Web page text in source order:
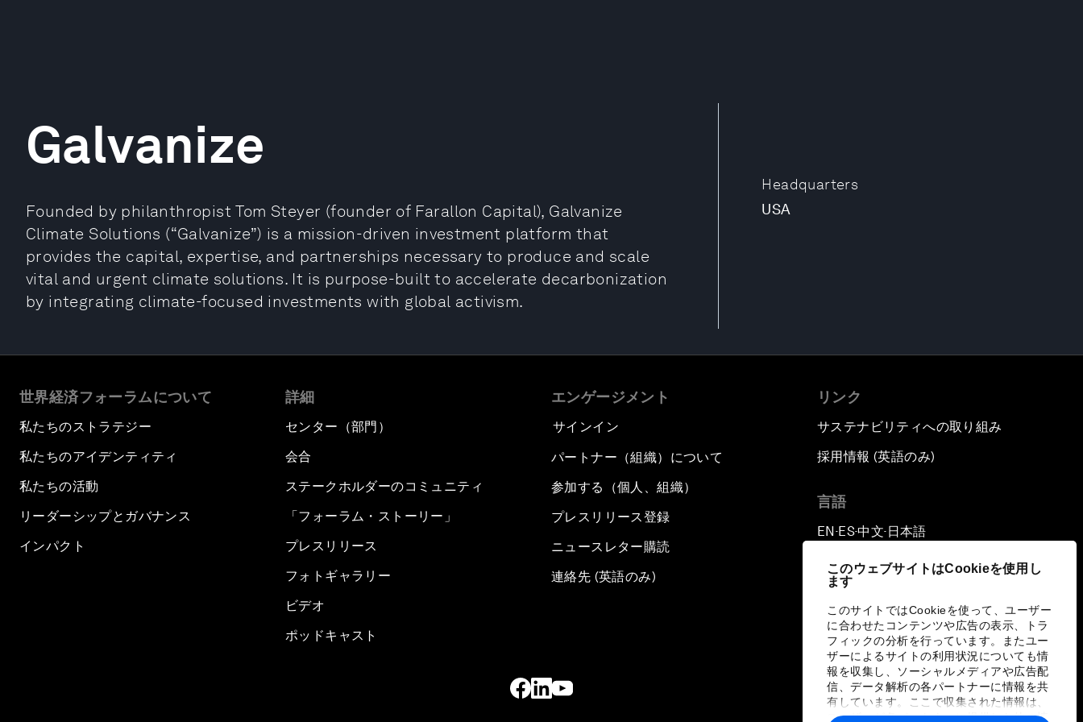
このウェブサイトはCookieを使用し
ます
このサイトではCookieを使って、ユーザー
に合わせたコンテンツや広告の表示、トラ
フィックの分析を行っています。またユー
ザーによるサイトの利用状況についても情
報を収集し、ソーシャルメディアや広告配
信、データ解析の各パートナーに情報を共
有しています。ここで収集された情報は、
ユーザーが各パートナーに提供した他の情
Headquarters
USA
Galvanize
Founded by philanthropist Tom Steyer (founder of Farallon Capital), Galvanize
Climate Solutions (“Galvanize”) is a mission-driven investment platform that
provides the capital, expertise, and partnerships necessary to produce and scale
vital and urgent climate solutions. It is purpose-built to accelerate decarbonization
by integrating climate-focused investments with global activism.
世界経済フォーラムについて
私たちのストラテジー
私たちのアイデンティティ
私たちの活動
リーダーシップとガバナンス
インパクト
詳細
センター（部門）
会合
ステークホルダーのコミュニティ
「フォーラム・ストーリー」
プレスリリース
フォトギャラリー
ビデオ
ポッドキャスト
エンゲージメント
サインイン
パートナー（組織）について
参加する（個人、組織）
プレスリリース登録
ニュースレター購読
連絡先 (英語のみ)
リンク
サステナビリティへの取り組み
採用情報 (英語のみ)
言語
EN ▪ES▪中文▪ 日本語